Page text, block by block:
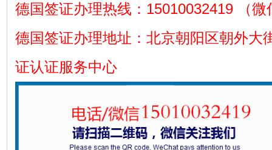
德国签证办理热线：15010032419 （
德国签证办理地址：北京朝阳区朝外大
证认证服务中心